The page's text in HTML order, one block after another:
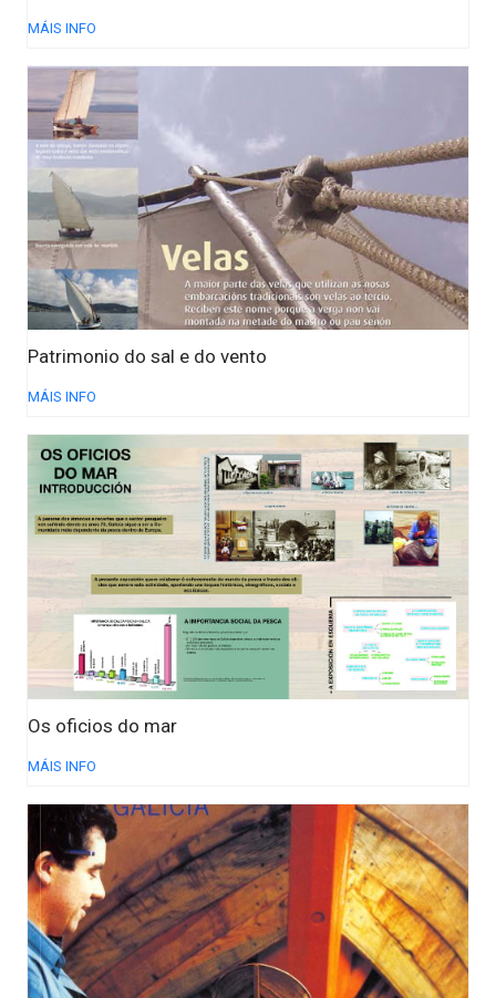
MÁIS INFO
Patrimonio do sal e do vento
MÁIS INFO
Os oficios do mar
MÁIS INFO